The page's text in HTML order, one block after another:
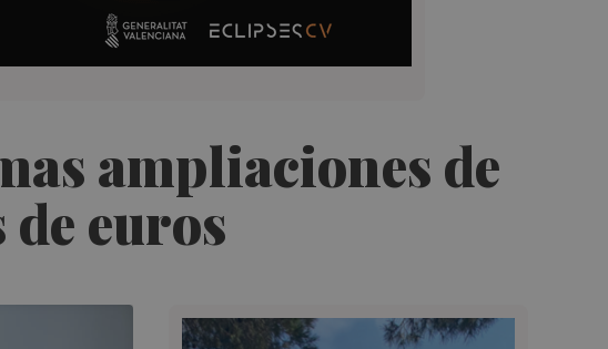
ampliaciones de
euros